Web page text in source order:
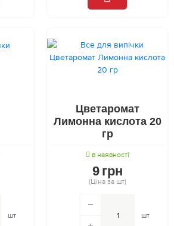
шт
Цветаромат
Лимонна кислота 20
гр
в наявності
9 грн
(Ціна за шт)
шт